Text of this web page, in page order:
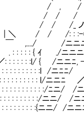
ノ /ニ
/ /ニニ
=ﾆニニ
ﾆニニニニ
ニニニ
ニニニニ
ニﾆ, - ' , '
/ニﾆﾆ/ ／ニ
l/ニニﾆ ／ニﾆ
: :/ﾆニ/ /ニニニ
:/ニニ/ /ニニﾆﾆ
: :{ニニ/ /ニニﾆﾆ